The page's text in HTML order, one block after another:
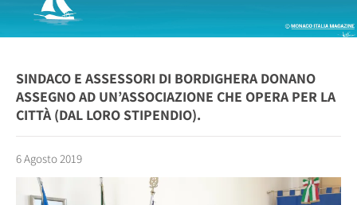
SINDACO E ASSESSORI DI BORDIGHERA DONANO
ASSEGNO AD UN’ASSOCIAZIONE CHE OPERA PER LA
CITTÀ (DAL LORO STIPENDIO).
6 Agosto 2019